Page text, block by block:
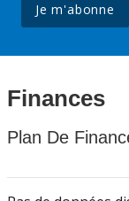
Je m'abonne
Finances
Plan De